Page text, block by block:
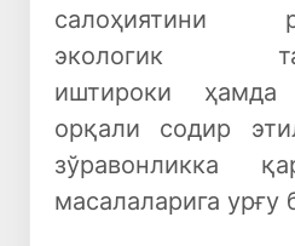
салоҳиятини
экологик
иштироки ҳамда
орқали содир
зўравонликка
масалаларига урғу